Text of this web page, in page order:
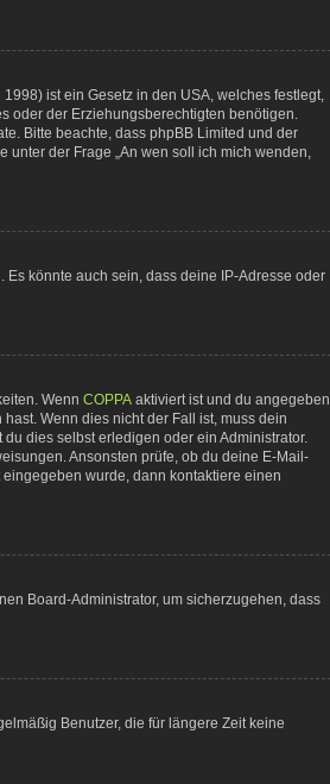
ist ein Gesetz in den USA, welches festlegt,
oder der Erziehungsberechtigten benötigen.
Bitte beachte, dass phpBB Limited und der
der Frage „An wen soll ich mich wenden,
könnte auch sein, dass deine IP-Adresse oder
Wenn COPPA aktiviert ist und du angegeben
Wenn dies nicht der Fall ist, muss dein
dies selbst erledigen oder ein Administrator.
Ansonsten prüfe, ob du deine E-Mail-
wurde, dann kontaktiere einen
Board-Administrator, um sicherzugehen, dass
Benutzer, die für längere Zeit keine